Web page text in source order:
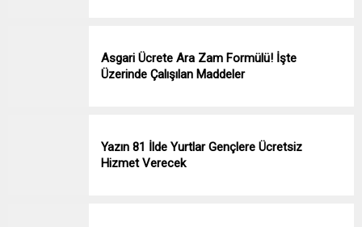
Asgari Ücrete Ara Zam Formülü! İşte
Üzerinde Çalışılan Maddeler
Yazın 81 İlde Yurtlar Gençlere Ücretsiz
Hizmet Verecek